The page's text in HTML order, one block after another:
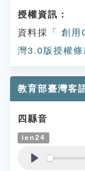
授權資訊：
資料採「
創用
灣3.0版授權條
教育部臺灣客
四縣音
ien24